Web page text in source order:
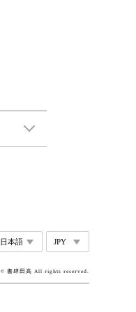
© 書肆田高 All rights reserved.